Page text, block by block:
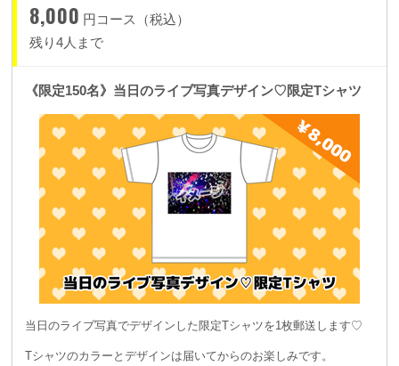
8,000 円コース（税込）
残り4人まで
《限定150名》当日のライブ写真デザイン♡限定Tシャツ
当日のライブ写真でデザインした限定Tシャツを1枚郵送します♡
Tシャツのカラーとデザインは届いてからのお楽しみです。